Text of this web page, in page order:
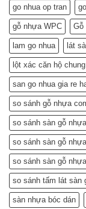
go nhua op tran
gỗ nhựa WPC Gỗ
lam go nhua lát
lột xác căn hộ
san go nhua gia re
so sánh gỗ nhựa
so sánh sàn gỗ
so sánh sàn gỗ
so sánh sàn gỗ
so sánh tấm lát sàn
sàn nhựa bóc dán